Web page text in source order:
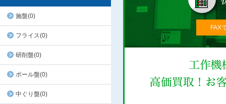
施盤(0)
フライス(0)
研削盤(0)
ボール盤(0)
中ぐり盤(0)
FAX